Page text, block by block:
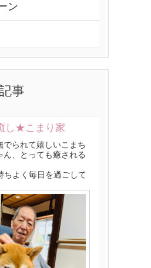
ン
記事
癒し★こまり家
でられて嬉しいこまち
ん、とっても癒される
ちよく毎日を過ごして